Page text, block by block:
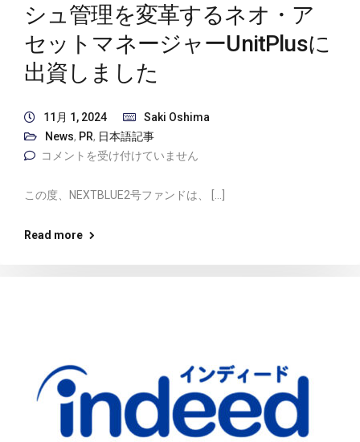
シュ管理を変革するネオ・ア
セットマネージャーUnitPlusに
出資しました
11月 1, 2024
Saki Oshima
News, PR, 日本語記事
コメントを受け付けていません
この度、NEXTBLUE2号ファンドは、 […]
Read more